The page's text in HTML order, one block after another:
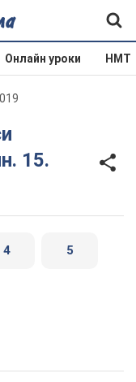
Онлайн уроки НМТ
15.
4 5